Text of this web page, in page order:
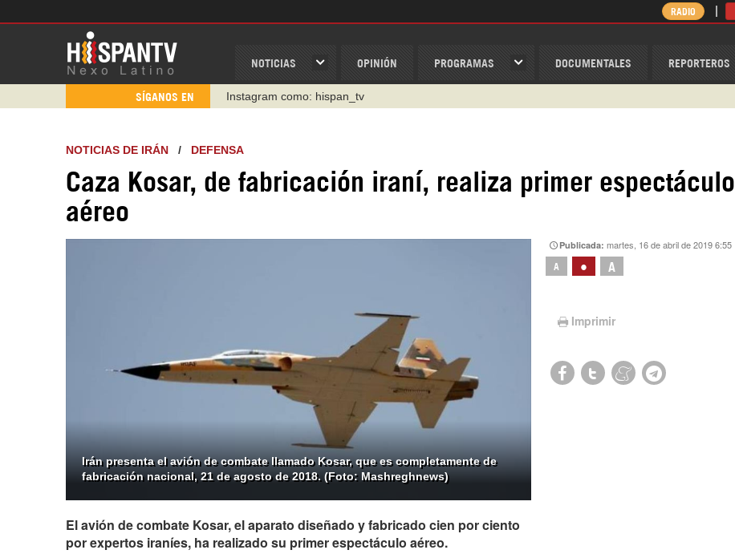
NOTICIAS OPINIÓN PROGRAMAS DOCUMENTALES REPORTEROS
RADIO
SÍGANOS EN
Instagram como: hispan_tv
https://www.facebook.com/Nexolatino.Canal
http://twitter.com/nexo_latino
https://t.me/hispantvcanal
NOTICIAS DE IRÁN / DEFENSA
Caza Kosar, de fabricación iraní, realiza primer espectáculo
aéreo
Irán presenta el avión de combate llamado Kosar, que es completamente de
fabricación nacional, 21 de agosto de 2018. (Foto: Mashreghnews)
Publicada:martes, 16 de abril de 2019 6:55
A • A
Imprimir
El avión de combate Kosar, el aparato diseñado y fabricado cien por ciento
por expertos iraníes, ha realizado su primer espectáculo aéreo.